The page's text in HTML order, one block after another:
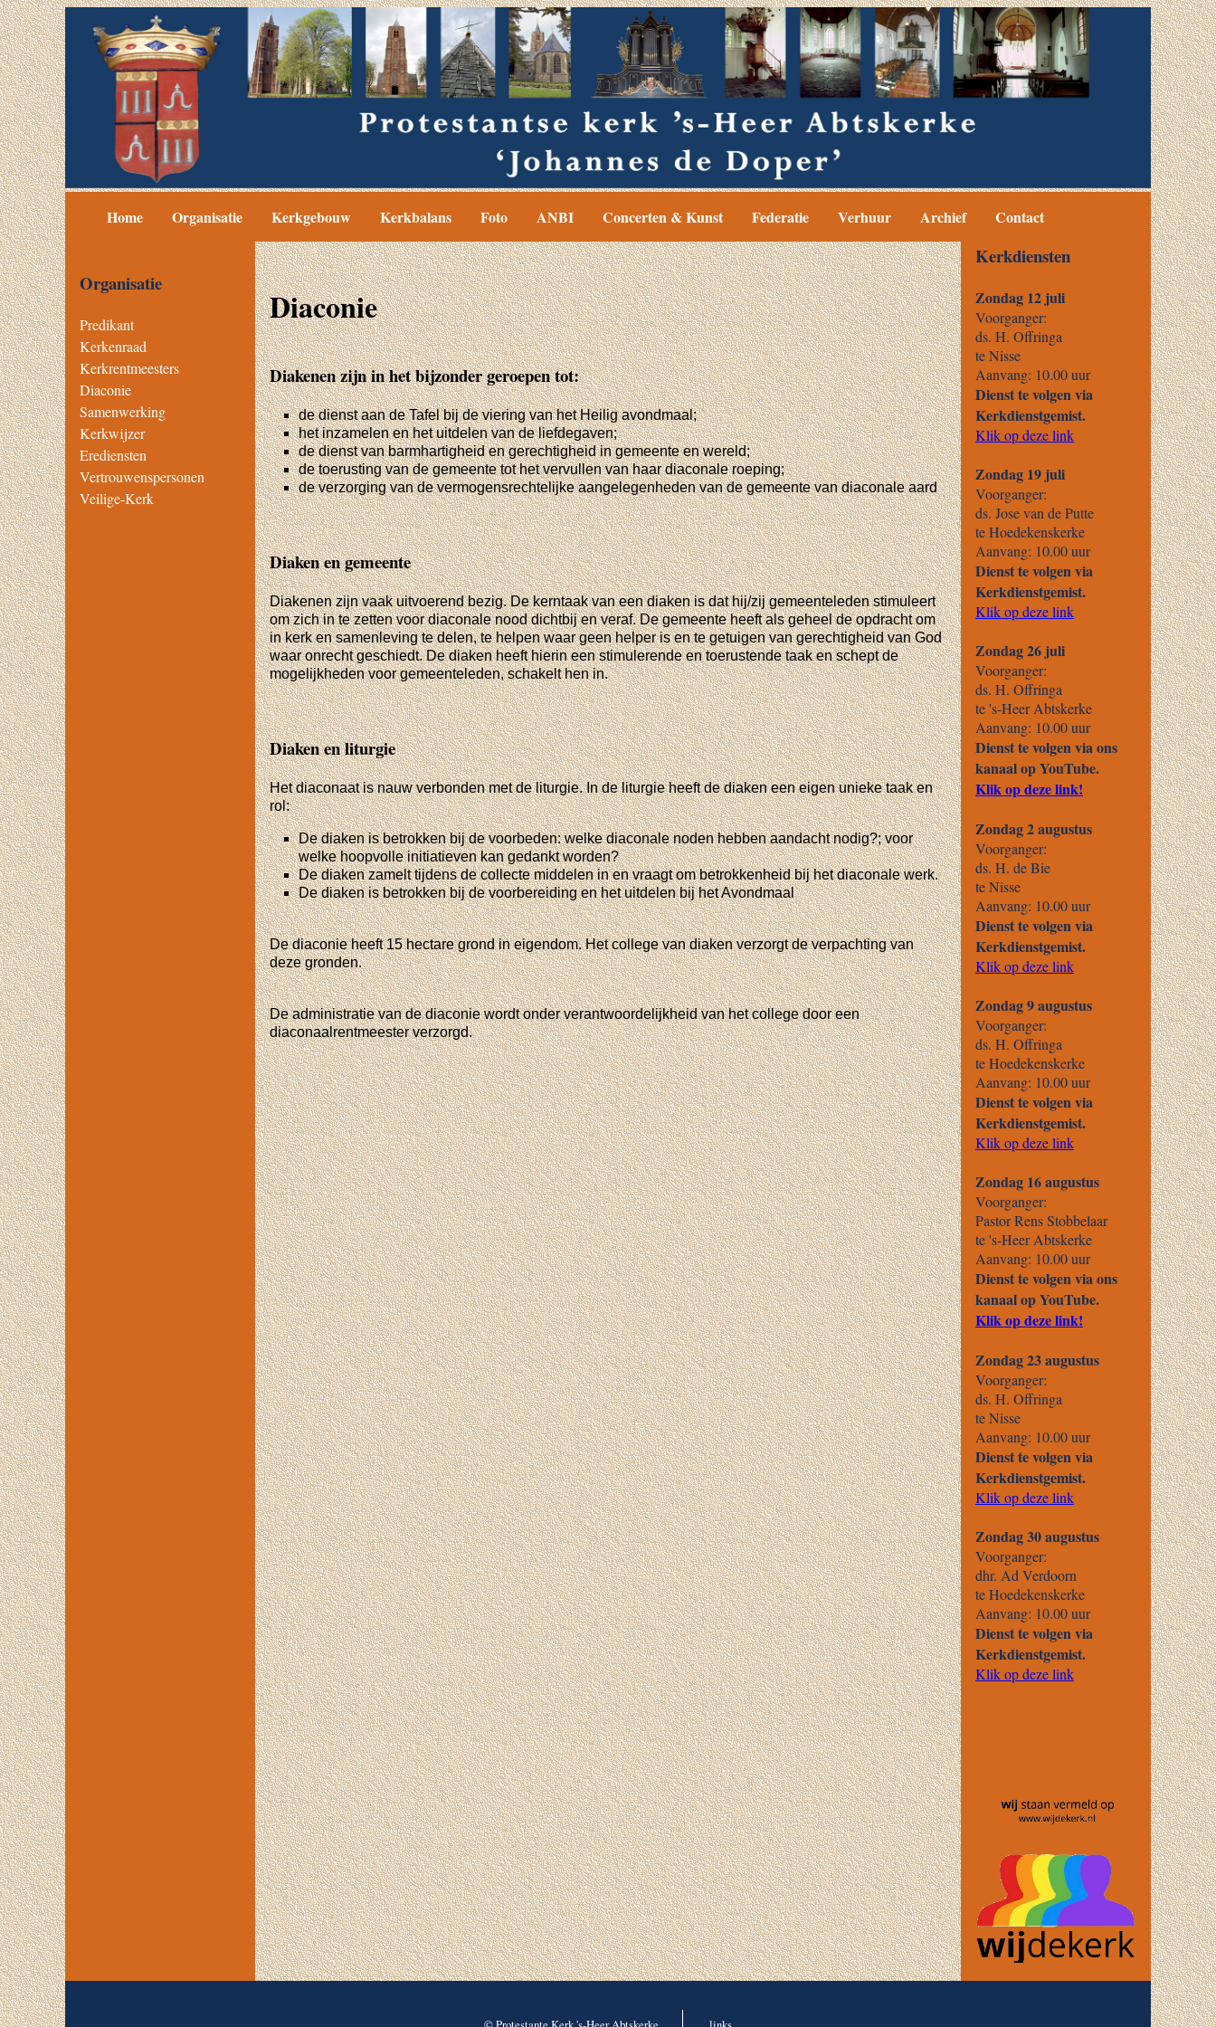
Home Organisatie Kerkgebouw Kerkbalans Foto ANBI Concerten & Kunst Federatie Verhuur Archief Contact
Diaconie
Diakenen zijn in het bijzonder geroepen tot:
de dienst aan de Tafel bij de viering van het Heilig avondmaal;
het inzamelen en het uitdelen van de liefdegaven;
de dienst van barmhartigheid en gerechtigheid in gemeente en wereld;
de toerusting van de gemeente tot het vervullen van haar diaconale roeping;
de verzorging van de vermogensrechtelijke aangelegenheden van de gemeente van diaconale aard
Diaken en gemeente
Diakenen zijn vaak uitvoerend bezig. De kerntaak van een diaken is dat hij/zij gemeenteleden stimuleert
om zich in te zetten voor diaconale nood dichtbij en veraf. De gemeente heeft als geheel de opdracht om
in kerk en samenleving te delen, te helpen waar geen helper is en te getuigen van gerechtigheid van God
waar onrecht geschiedt. De diaken heeft hierin een stimulerende en toerustende taak en schept de
mogelijkheden voor gemeenteleden, schakelt hen in.
Diaken en liturgie
Het diaconaat is nauw verbonden met de liturgie. In de liturgie heeft de diaken een eigen unieke taak en
rol:
De diaken is betrokken bij de voorbeden: welke diaconale noden hebben aandacht nodig?; voor
welke hoopvolle initiatieven kan gedankt worden?
De diaken zamelt tijdens de collecte middelen in en vraagt om betrokkenheid bij het diaconale werk.
De diaken is betrokken bij de voorbereiding en het uitdelen bij het Avondmaal
De diaconie heeft 15 hectare grond in eigendom. Het college van diaken verzorgt de verpachting van
deze gronden.
De administratie van de diaconie wordt onder verantwoordelijkheid van het college door een
diaconaalrentmeester verzorgd.
Organisatie
Predikant
Kerkenraad
Kerkrentmeesters
Diaconie
Samenwerking
Kerkwijzer
Erediensten
Vertrouwenspersonen
Veilige-Kerk